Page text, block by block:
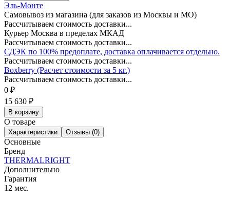
Эль-Монте
Самовывоз из магазина (для заказов из Москвы и МО)
Рассчитываем стоимость доставки...
Курьер Москва в пределах МКАД
Рассчитываем стоимость доставки...
СДЭК по 100% предоплате, доставка оплачивается отдельно.
Рассчитываем стоимость доставки...
Boxberry (Расчет стоимости за 5 кг.)
Рассчитываем стоимость доставки...
0 ₽
15 630 ₽
В корзину
О товаре
Характеристики Отзывы (0)
Основные
Бренд
THERMALRIGHT
Дополнительно
Гарантия
12 мес.